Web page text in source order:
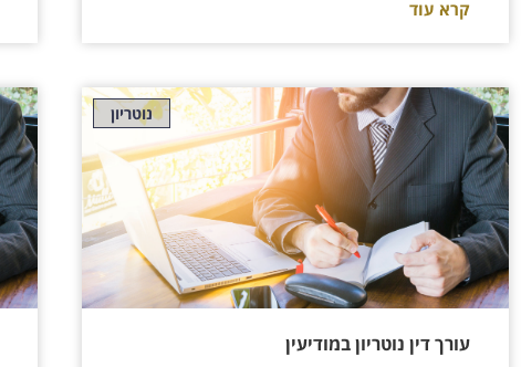
קרא עוד
נוטריון
עורך דין נוטריון במודיעין